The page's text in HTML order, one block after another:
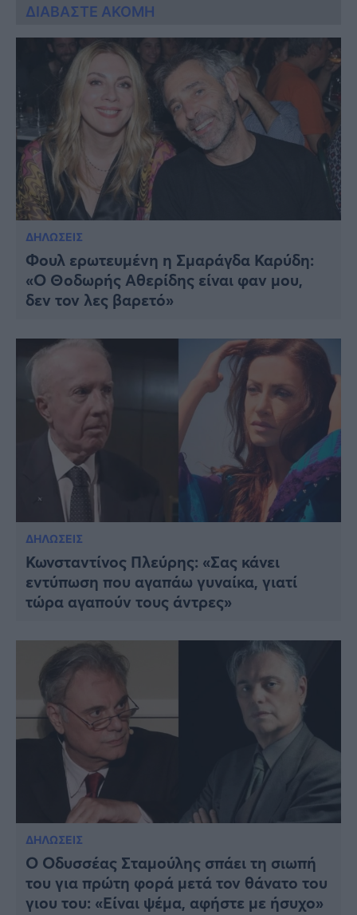
ΔΙΑΒΑΣΤΕ ΑΚΟΜΗ
ΔΗΛΩΣΕΙΣ
Φουλ ερωτευμένη η Σμαράγδα Καρύδη:
«Ο Θοδωρής Αθερίδης είναι φαν μου,
δεν τον λες βαρετό»
ΔΗΛΩΣΕΙΣ
Κωνσταντίνος Πλεύρης: «Σας κάνει
εντύπωση που αγαπάω γυναίκα, γιατί
τώρα αγαπούν τους άντρες»
ΔΗΛΩΣΕΙΣ
Ο Οδυσσέας Σταμούλης σπάει τη σιωπή
του για πρώτη φορά μετά τον θάνατο του
γιου του: «Είναι ψέμα, αφήστε με ήσυχο»